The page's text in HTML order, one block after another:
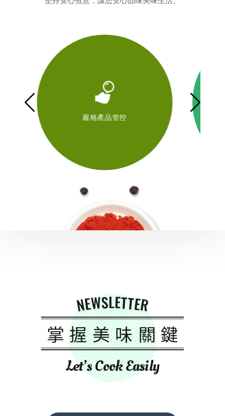
符合檢驗認證
NEWSLETTER
掌握美味關鍵
Let’s Cook Easily